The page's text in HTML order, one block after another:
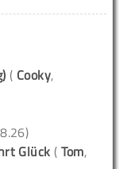
( Cooky,
Glück ( Tom,